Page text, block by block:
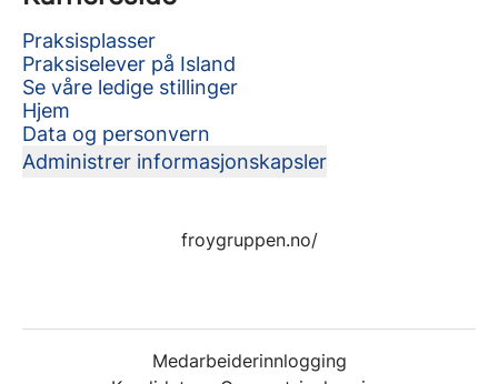
Praksisplasser
Praksiselever på Island
Se våre ledige stillinger
Hjem
Data og personvern
Administrer informasjonskapsler
froygruppen.no/
Medarbeiderinnlogging